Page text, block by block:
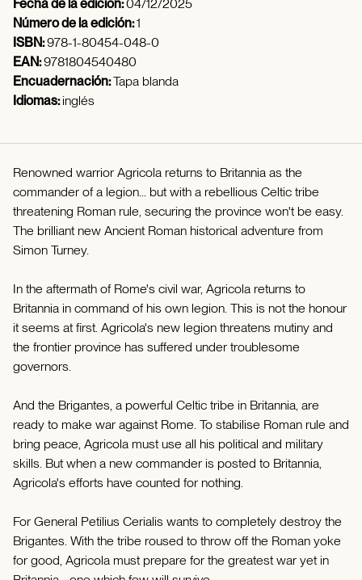
Fecha de la edición:04/12/2025
Número de la edición:1
ISBN:978-1-80454-048-0
EAN:9781804540480
Encuadernación:Tapa blanda
Idiomas:inglés
Renowned warrior Agricola returns to Britannia as the
commander of a legion... but with a rebellious Celtic tribe
threatening Roman rule, securing the province won't be easy.
The brilliant new Ancient Roman historical adventure from
Simon Turney.
In the aftermath of Rome's civil war, Agricola returns to
Britannia in command of his own legion. This is not the honour
it seems at first. Agricola's new legion threatens mutiny and
the frontier province has suffered under troublesome
governors.
And the Brigantes, a powerful Celtic tribe in Britannia, are
ready to make war against Rome. To stabilise Roman rule and
bring peace, Agricola must use all his political and military
skills. But when a new commander is posted to Britannia,
Agricola's efforts have counted for nothing.
For General Petilius Cerialis wants to completely destroy the
Brigantes. With the tribe roused to throw off the Roman yoke
for good, Agricola must prepare for the greatest war yet in